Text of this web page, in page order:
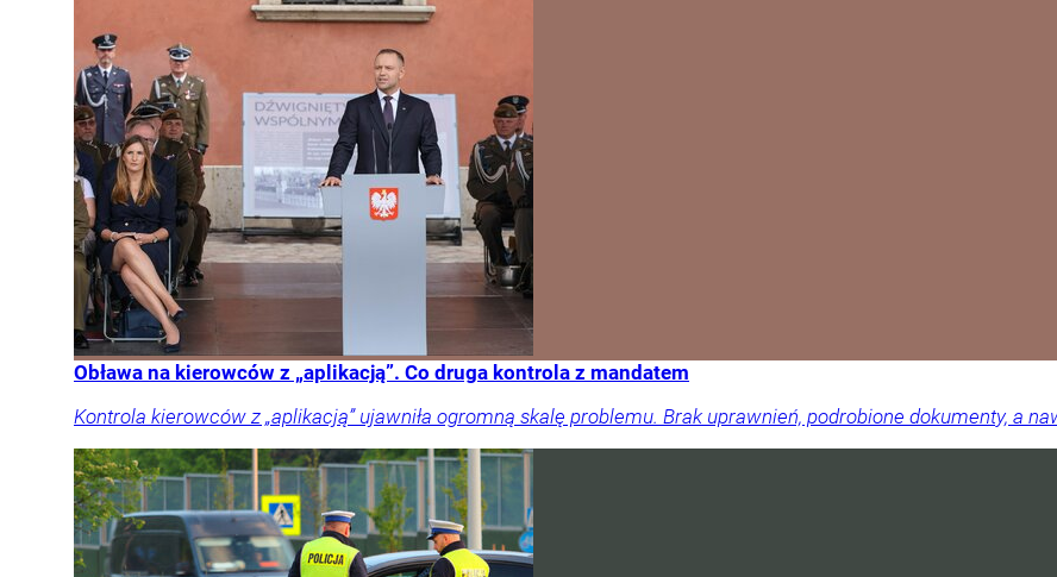
Obława na kierowców z „aplikacją”. Co druga kontrola z mandatem
Kontrola kierowców z „aplikacją” ujawniła ogromną skalę problemu. Brak uprawnień, podrobione dokumenty, a